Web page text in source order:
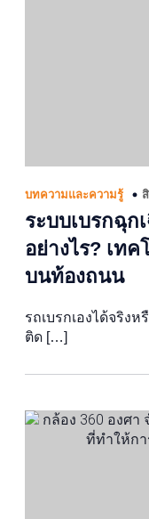
บทความและความรู้
ระบบเบรกฉุก
อย่างไร? เท
บนท้องถนน
รถเบรกเองได้จริง
ติด […]